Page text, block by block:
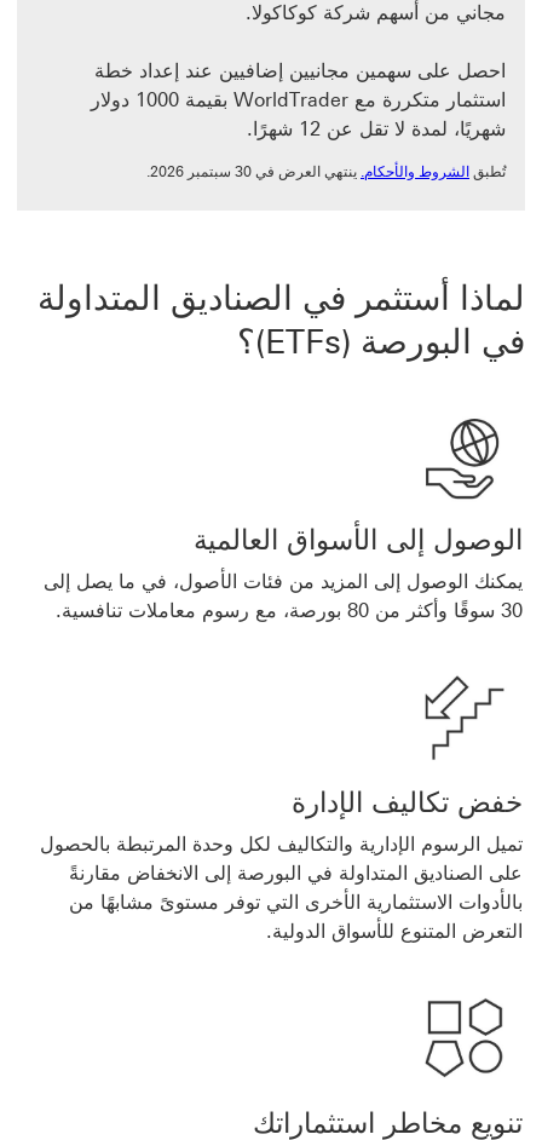
مجاني من أسهم شركة كوكاكولا.
احصل على سهمين مجانيين إضافيين عند إعداد خطة
استثمار متكررة مع WorldTrader بقيمة 1000 دولار
شهريًا، لمدة لا تقل عن 12 شهرًا.
تُطبق الشروط والأحكام. الشروط والأحكام. سيتم فتح هذا الرابط في نافذة جديدة
ينتهي العرض في 30 سبتمبر 2026.
لماذا أستثمر في ‏‫الصناديق المتداولة
في البورصة (ETFs)‬؟
الوصول إلى الأسواق العالمية
يمكنك الوصول إلى المزيد من فئات الأصول، في ما يصل إلى
30 سوقًا وأكثر من 80 بورصة، مع رسوم معاملات تنافسية.
خفض تكاليف الإدارة
تميل الرسوم الإدارية والتكاليف لكل وحدة المرتبطة بالحصول
على الصناديق المتداولة في البورصة إلى الانخفاض مقارنةً
بالأدوات الاستثمارية الأخرى التي توفر مستوىً مشابهًا من
التعرض المتنوع للأسواق الدولية.
تنويع مخاطر استثماراتك